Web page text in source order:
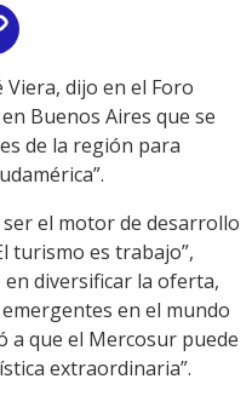
Link dijo en el Foro
Buenos Aires que se
de la región para
el motor de desarrollo
turismo es trabajo”,
diversificar la oferta,
en el mundo
a que el Mercosur puede
extraordinaria”.